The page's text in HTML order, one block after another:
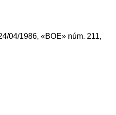
04/1986,«BOE» núm. 211,